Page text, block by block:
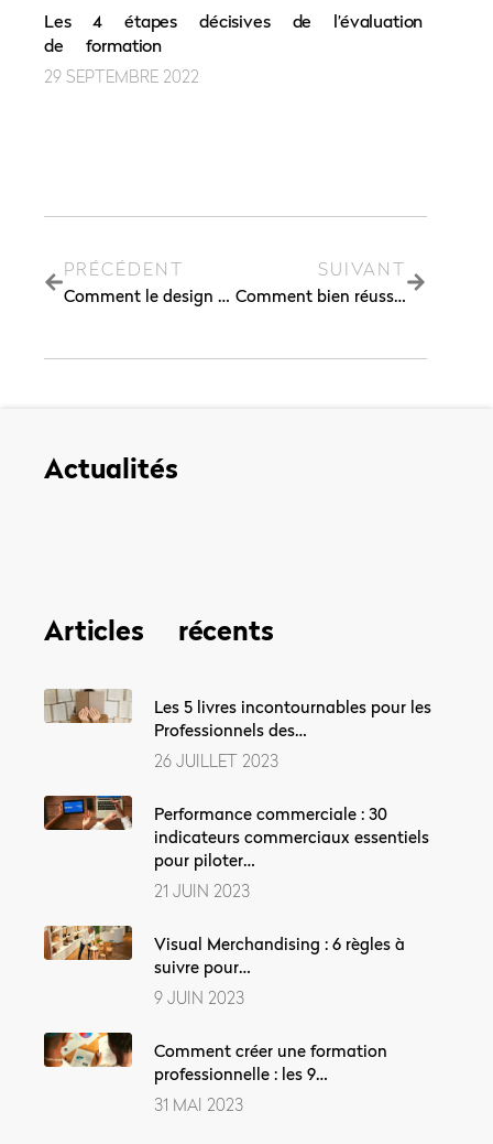
Les 4 étapes décisives de l’évaluation
de formation
29 SEPTEMBRE 2022
PRÉCÉDENT
Comment le design du point de vente porte la promesse de la marque, avec Luis Tomé d’Agema
SUIVANT
Comment bien réussir sa transformation managériale
Actualités
Articles récents
Les 5 livres incontournables pour les
Professionnels des…
26 JUILLET 2023
Performance commerciale : 30
indicateurs commerciaux essentiels
pour piloter…
21 JUIN 2023
Visual Merchandising : 6 règles à
suivre pour…
9 JUIN 2023
Comment créer une formation
professionnelle : les 9…
31 MAI 2023